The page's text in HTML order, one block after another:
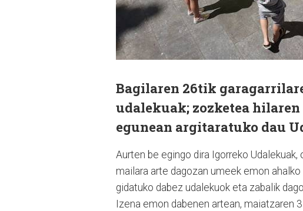
Bagilaren 26tik
udalekuak; zozketea
egunean argitaratuko dau
Aurten be egingo dira Igorreko
mailara arte dagozan umeek emon
gidatuko dabez udalekuok eta zabalik
Izena emon dabenen artean, maiatzaren